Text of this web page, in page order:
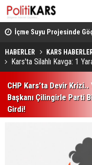
İçme Suyu Projesinde
Ağır Yaralı
HABERLER KARS
Kars'ta Silahlı Kavga: 1
CHP Kars’ta Devir Krizi..
Başkanı Çilingirle Parti
Girdi!